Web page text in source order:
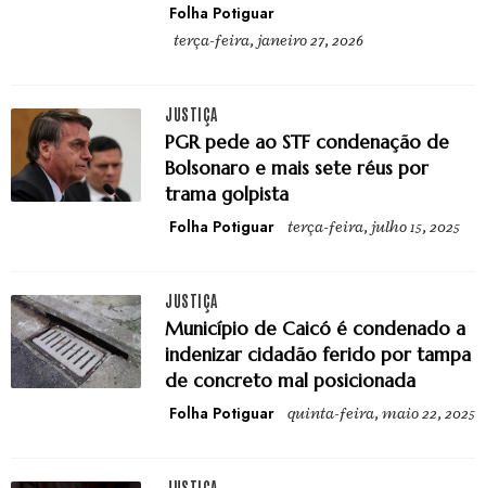
Folha Potiguar
terça-feira, janeiro 27, 2026
JUSTIÇA
PGR pede ao STF condenação de
Bolsonaro e mais sete réus por
trama golpista
Folha Potiguar terça-feira, julho 15, 2025
JUSTIÇA
Município de Caicó é condenado a
indenizar cidadão ferido por tampa
de concreto mal posicionada
Folha Potiguar quinta-feira, maio 22, 2025